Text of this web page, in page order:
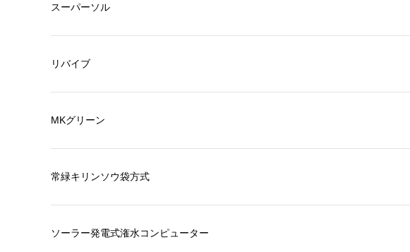
スーパーソル
リバイブ
MKグリーン
常緑キリンソウ袋方式
ソーラー発電式潅水コンピューター